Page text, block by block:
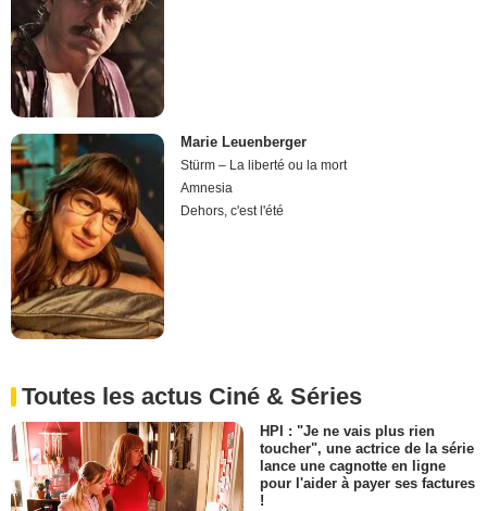
Marie Leuenberger
Stürm – La liberté ou la mort
Amnesia
Dehors, c'est l'été
Toutes les actus Ciné & Séries
HPI : "Je ne vais plus rien
toucher", une actrice de la série
lance une cagnotte en ligne
pour l'aider à payer ses factures
!